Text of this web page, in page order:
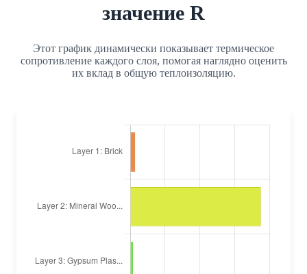
значение R
Этот график динамически показывает термическое
сопротивление каждого слоя, помогая наглядно оценить
их вклад в общую теплоизоляцию.